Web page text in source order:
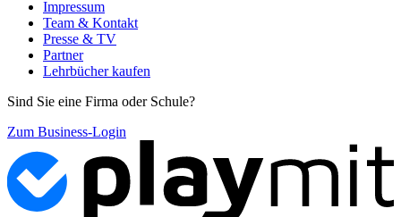
Impressum
Team & Kontakt
Presse & TV
Partner
Lehrbücher kaufen
Sind Sie eine Firma oder Schule?
Zum Business-Login